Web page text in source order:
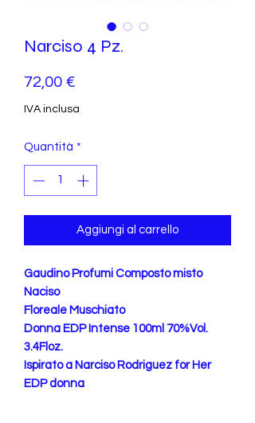
Narciso 4 Pz.
72,00 €Prezzo
IVA inclusa
Quantità *
Aggiungi al carrello
Gaudino Profumi Composto misto
Naciso
Floreale Muschiato
Donna EDP Intense 100ml 70%Vol.
3.4Floz.
Ispirato a Narciso Rodriguez for Her
EDP donna